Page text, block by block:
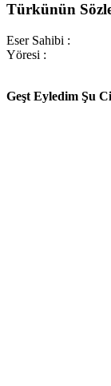
Türkünün
Eser Sahibi :
Yöresi :
Geşt Eyledim Şu